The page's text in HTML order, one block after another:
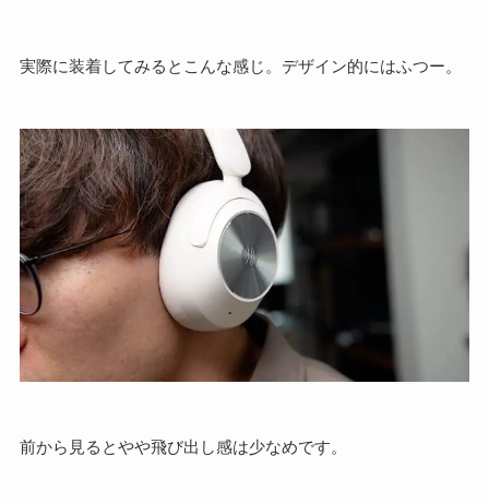
実際に装着してみるとこんな感じ。デザイン的にはふつー。
前から見るとやや飛び出し感は少なめです。